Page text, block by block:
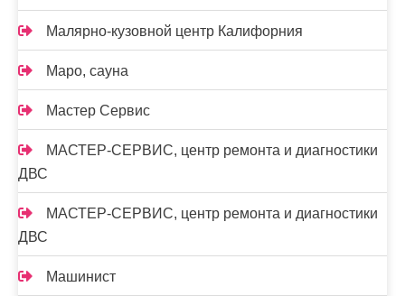
Малярно-кузовной центр Калифорния
Маро, сауна
Мастер Сервис
МАСТЕР-СЕРВИС, центр ремонта и диагностики
ДВС
МАСТЕР-СЕРВИС, центр ремонта и диагностики
ДВС
Машинист